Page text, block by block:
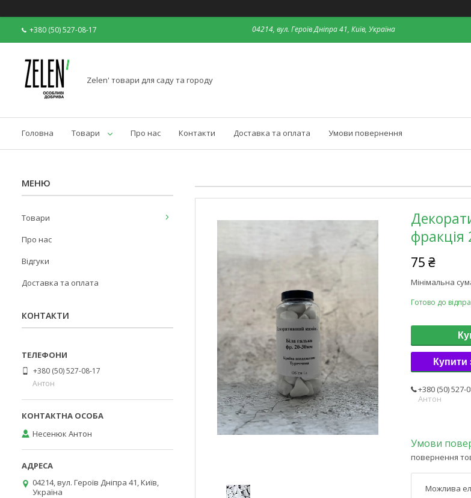
+380 (50) 527-08-17 04214, вул. Героїв Дніпра 41, Київ, Україна
Zelen' товари для саду та городу
Головна Товари Про нас Контакти Доставка та оплата Умови повернення
75 ₴
Мінімальна
Готово до
Купити
+380 (50) 527-
Антон
повернення
Товари
Про нас
Відгуки
Доставка та оплата
КОНТАКТИ
+380 (50) 527-08-17
Антон
Несенюк Антон
04214, вул. Героїв Дніпра 41, Київ,
Україна